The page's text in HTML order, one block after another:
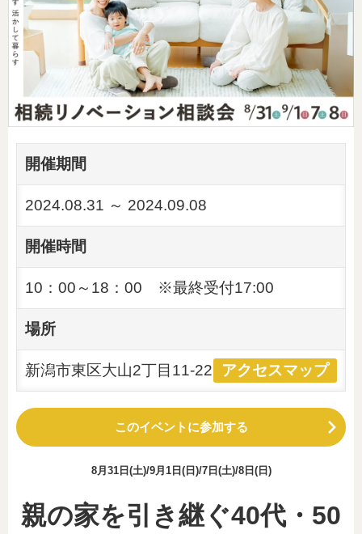
開催期間
2024.08.31 ～ 2024.09.08
開催時間
10：00～18：00 ※最終受付17:00
場所
新潟市東区大山2丁目11-22 アクセスマップ
このイベントに参加する
8月31日(土)/9月1日(日)/7日(土)/8日(日)
親の家を引き継ぐ40代・50